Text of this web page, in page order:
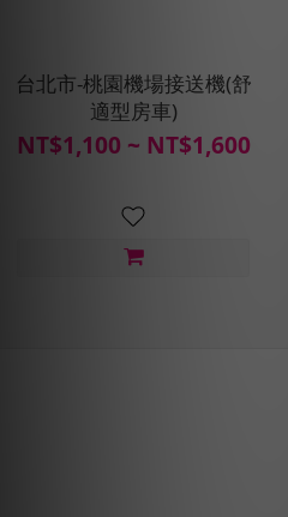
台北市-桃園機場接送機(舒
適型房車)
NT$1,100 ~ NT$1,600